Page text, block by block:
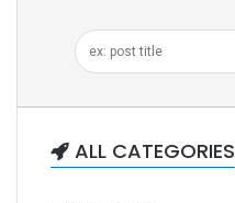
ALL CATEGORIES